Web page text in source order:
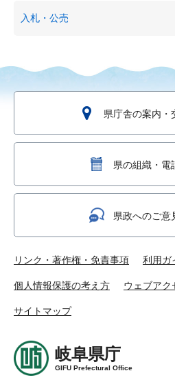
入札・公売
県庁舎の案内・
県の組織・電
県政へのご意
リンク・著作権・免責事項 利用ガ
個人情報保護の考え方 ウェブアク
サイトマップ
岐阜県庁
GIFU Prefectural Office